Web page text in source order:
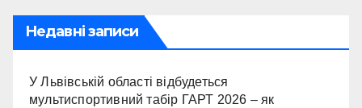
Недавні записи
У Львівській області відбудеться
мультиспортивний табір ГАРТ 2026 – як